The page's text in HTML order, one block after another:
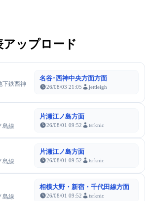
ップロード
下鉄西神
名谷･西神中央方面方面
26/08/03 21:05 jettleigh
島線
片瀬江ノ島方面
26/08/01 09:52 tsrknic
島線
片瀬江ノ島方面
26/08/01 09:52 tsrknic
島線
相模大野・新宿・千代田線方面
26/08/01 09:52 tsrknic